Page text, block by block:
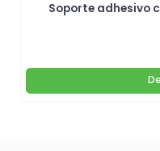
Soporte adhesivo